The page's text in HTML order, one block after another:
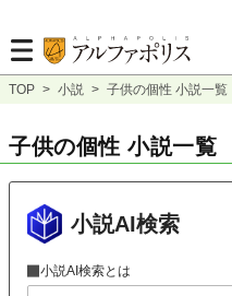
TOP > 小説 > 子供の個性 小説一覧
子供の個性 小説一覧
小説AI検索
小説AI検索とは